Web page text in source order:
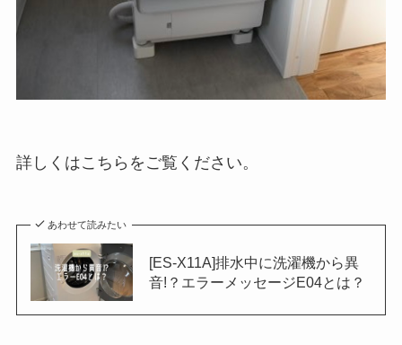
詳しくはこちらをご覧ください。
あわせて読みたい
[ES-X11A]排水中に洗濯機から異
音!？エラーメッセージE04とは？